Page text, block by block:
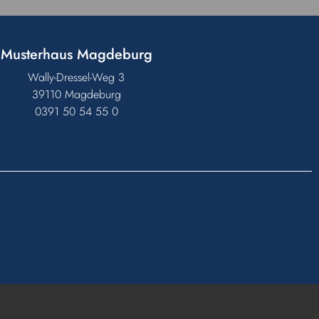
Musterhaus Magdeburg
Wally-Dressel-Weg 3
39110 Magdeburg
0391 50 54 55 0